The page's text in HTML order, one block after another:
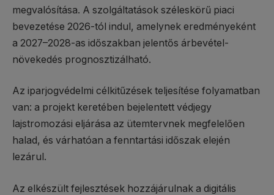
megvalósítása. A szolgáltatások széleskörű piaci
bevezetése 2026-tól indul, amelynek eredményeként
a 2027–2028-as időszakban jelentős árbevétel-
növekedés prognosztizálható.
Az iparjogvédelmi célkitűzések teljesítése folyamatban
van: a projekt keretében bejelentett védjegy
lajstromozási eljárása az ütemtervnek megfelelően
halad, és várhatóan a fenntartási időszak elején
lezárul.
Az elkészült fejlesztések hozzájárulnak a digitális